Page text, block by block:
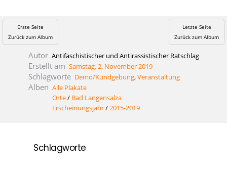
Erste Seite
Zurück zum Album
Letzte Seite
Zurück zum Album
Autor Antifaschistischer und Antirassistischer Ratschlag
Erstellt am Samstag, 2. November 2019
Schlagworte Demo/Kundgebung,Veranstaltung
Alben Alle Plakate
Orte/ Bad Langensalza
Erscheinungsjahr/2015-2019
Schlagworte